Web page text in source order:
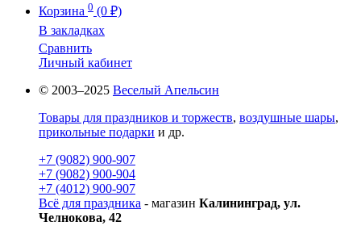
Корзина 0 (0 ₽)
В закладках
Сравнить
Личный кабинет
© 2003–2025 Веселый Апельсин
Товары для праздников и торжеств, воздушные шары,
прикольные подарки и др.
+7 (9082) 900-907
+7 (9082) 900-904
+7 (4012) 900-907
Всё для праздника - магазин Калининград, ул.
Челнокова, 42